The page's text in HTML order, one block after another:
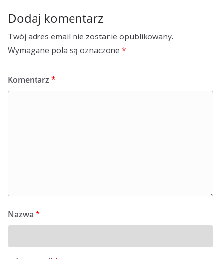
Dodaj komentarz
Twój adres email nie zostanie opublikowany.
Wymagane pola są oznaczone *
Komentarz *
Nazwa *